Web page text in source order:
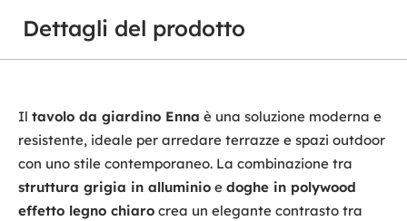
Dettagli del prodotto
Il tavolo da giardino Enna è una soluzione moderna e
resistente, ideale per arredare terrazze e spazi outdoor
con uno stile contemporaneo. La combinazione tra
struttura grigia in alluminio e doghe in polywood
effetto legno chiaro crea un elegante contrasto tra